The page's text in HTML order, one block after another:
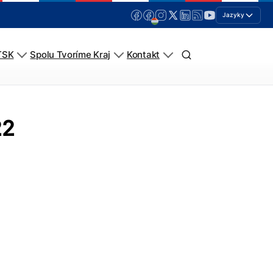
Jazyky
Spolu Tvoríme Kraj Kontakt